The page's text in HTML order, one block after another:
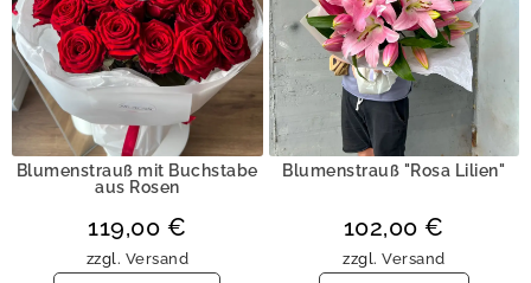
Blumenstrauß mit Buchstabe
aus Rosen
119,00 €
zzgl. Versand
Blumenstrauß "Rosa Lilien"
102,00€
zzgl. Versand